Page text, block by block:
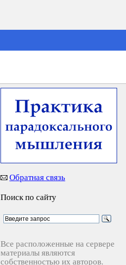
Обратная связь
Поиск по сайту
Все расположенные на сервере
материалы являются
собственностью их авторов.